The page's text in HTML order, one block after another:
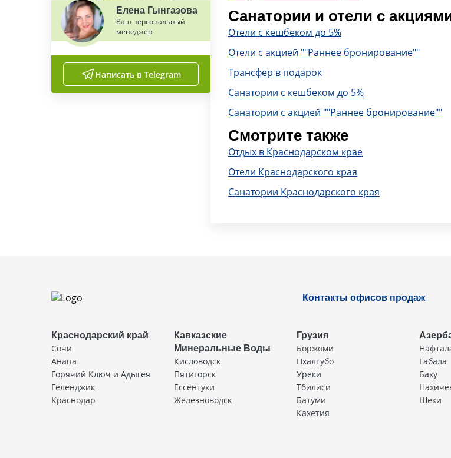
Елена Гынгазова
Ваш персональный
менеджер
Написать в Telegram
Санатории и отели с
Отели с кешбеком до 5%
Отели с акцией ""Раннее бронирование""
Трансфер в подарок
Санатории с кешбеком до 5%
Санатории с акцией ""Раннее бронирование""
Смотрите также
Отдых в Краснодарском крае
Отели Краснодарского края
Санатории Краснодарского края
Контакты офисов продаж
Краснодарский край
Сочи
Анапа
Горячий Ключ и Адыгея
Геленджик
Краснодар
Кавказские
Минеральные Воды
Кисловодск
Пятигорск
Ессентуки
Железноводск
Грузия
Боржоми
Цхалтубо
Уреки
Тбилиси
Батуми
Кахетия
Габала
Баку
Шеки